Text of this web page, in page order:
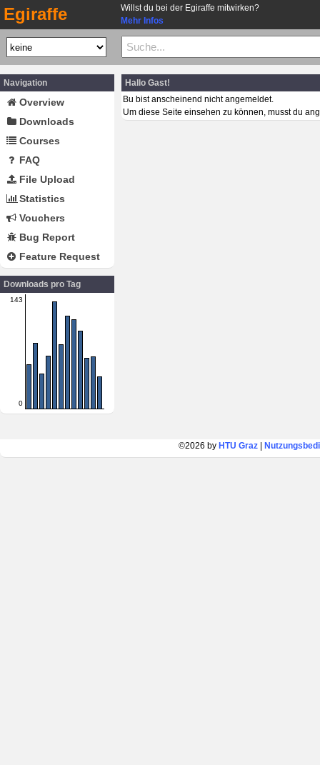
Egiraffe
Willst du bei der Egiraffe mitwirken?
Mehr Infos
Navigation
Overview
Downloads
Courses
FAQ
File Upload
Statistics
Vouchers
Bug Report
Feature Request
Downloads pro Tag
143
0
Hallo Gast!
Bu bist anscheinend nicht angemeldet.
Um diese Seite einsehen zu können, musst du
©2026 by HTU Graz|